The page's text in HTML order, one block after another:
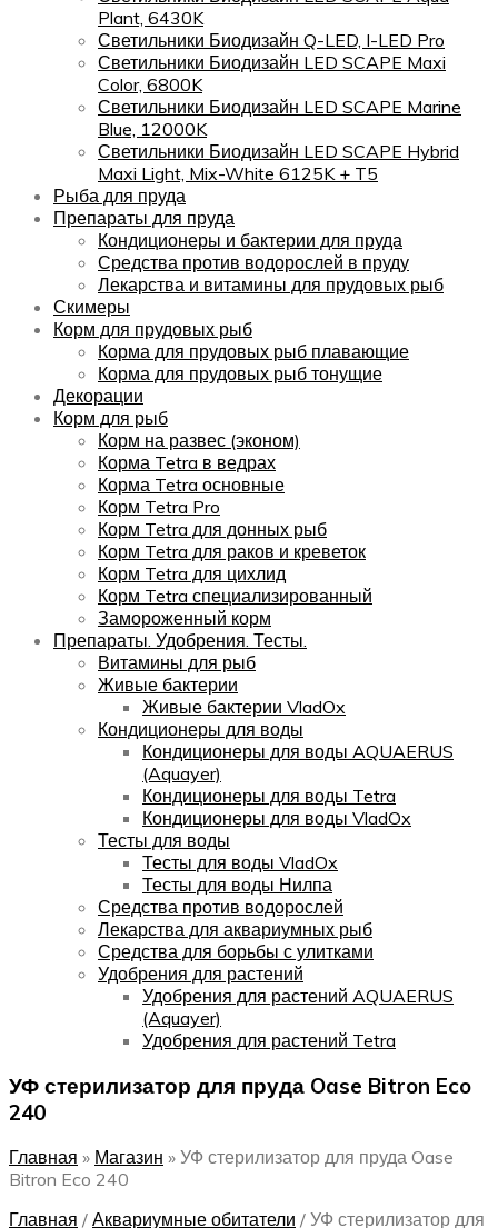
Plant, 6430K
Светильники Биодизайн Q-LED, I-LED Pro
Светильники Биодизайн LED SCAPE Maxi
Color, 6800K
Светильники Биодизайн LED SCAPE Marine
Blue, 12000K
Светильники Биодизайн LED SCAPE Hybrid
Maxi Light, Mix-White 6125K + T5
Рыба для пруда
Препараты для пруда
Кондиционеры и бактерии для пруда
Средства против водорослей в пруду
Лекарства и витамины для прудовых рыб
Скимеры
Корм для прудовых рыб
Корма для прудовых рыб плавающие
Корма для прудовых рыб тонущие
Декорации
Корм для рыб
Корм на развес (эконом)
Корма Tetra в ведрах
Корма Tetra основные
Корм Tetra Pro
Корм Tetra для донных рыб
Корм Tetra для раков и креветок
Корм Tetra для цихлид
Корм Tetra специализированный
Замороженный корм
Препараты. Удобрения. Тесты.
Витамины для рыб
Живые бактерии
Живые бактерии VladOx
Кондиционеры для воды
Кондиционеры для воды AQUAERUS
(Aquayer)
Кондиционеры для воды Tetra
Кондиционеры для воды VladOx
Тесты для воды
Тесты для воды VladOx
Тесты для воды Нилпа
Средства против водорослей
Лекарства для аквариумных рыб
Средства для борьбы с улитками
Удобрения для растений
Удобрения для растений AQUAERUS
(Aquayer)
Удобрения для растений Tetra
УФ стерилизатор для пруда Oase Bitron Eco
240
Главная » Магазин » УФ стерилизатор для пруда Oase
Bitron Eco 240
Главная / Аквариумные обитатели / УФ стерилизатор для